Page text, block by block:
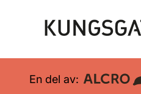
En del av: